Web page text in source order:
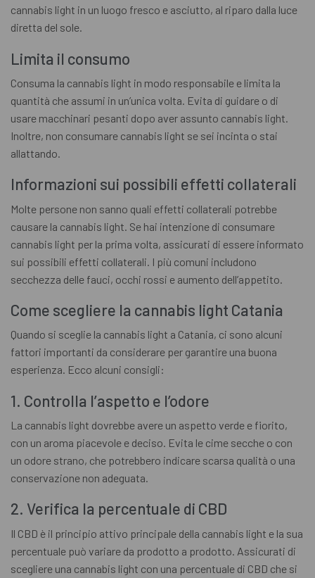
cannabis light in un luogo fresco e asciutto, al riparo dalla luce
diretta del sole.
Limita il consumo
Consuma la cannabis light in modo responsabile e limita la
quantità che assumi in un’unica volta. Evita di guidare o di
usare macchinari pesanti dopo aver assunto cannabis light.
Inoltre, non consumare cannabis light se sei incinta o stai
allattando.
Informazioni sui possibili effetti collaterali
Molte persone non sanno quali effetti collaterali potrebbe
causare la cannabis light. Se hai intenzione di consumare
cannabis light per la prima volta, assicurati di essere informato
sui possibili effetti collaterali. I più comuni includono
secchezza delle fauci, occhi rossi e aumento dell’appetito.
Come scegliere la cannabis light Catania
Quando si sceglie la cannabis light a Catania, ci sono alcuni
fattori importanti da considerare per garantire una buona
esperienza. Ecco alcuni consigli:
1. Controlla l’aspetto e l’odore
La cannabis light dovrebbe avere un aspetto verde e fiorito,
con un aroma piacevole e deciso. Evita le cime secche o con
un odore strano, che potrebbero indicare scarsa qualità o una
conservazione non adeguata.
2. Verifica la percentuale di CBD
Il CBD è il principio attivo principale della cannabis light e la sua
percentuale può variare da prodotto a prodotto. Assicurati di
scegliere una cannabis light con una percentuale di CBD che si